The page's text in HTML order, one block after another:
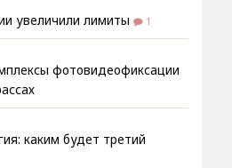
увеличили лимиты 1
фотовидеофиксации
каким будет третий